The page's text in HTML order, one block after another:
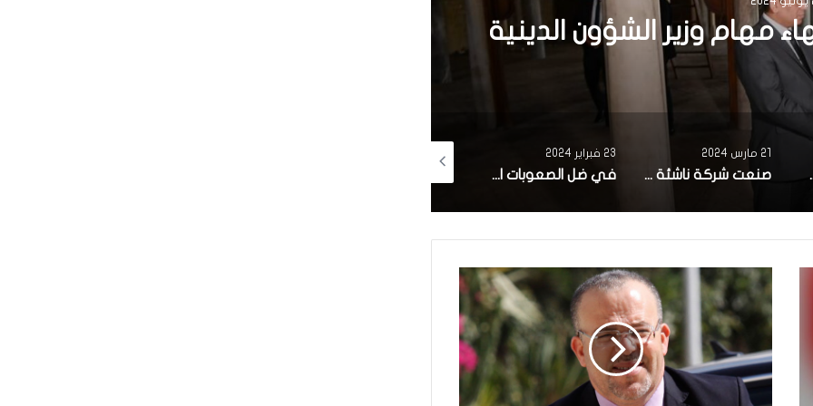
الاهلية: قريبا الترفيع
إلى مليون دينار
23 فبراير 2024
في ضل الصعوبات الاقتصادية : تاخر كبير في الاعلان عن تركيبة الهيئة الوطنية للصلح الجزائي وانطلاق اشغالها
7 فبراير 2024
وضع محمد فريخة الصحي صعب ونقله الي المستشفى